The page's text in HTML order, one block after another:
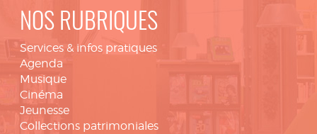
NOS RUBRIQUES
Services & infos pratiques
Agenda
Musique
Cinéma
Jeunesse
Collections patrimoniales